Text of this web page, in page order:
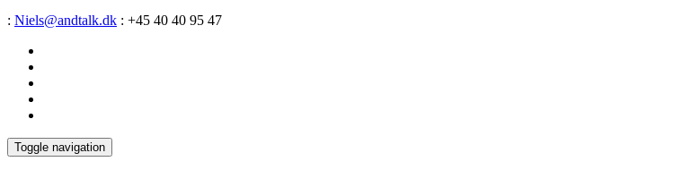
: Niels@andtalk.dk : +45 40 40 95 47
Toggle navigation